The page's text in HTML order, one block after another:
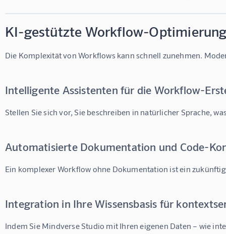
KI-gestützte Workflow-
Die Komplexität von Workflows kann schnell zunehmen.
Intelligente Assistenten für die Workflow-
Stellen Sie sich vor, Sie beschreiben in natürlicher Sprache,
Automatisierte Dokumentation und Code-
Ein komplexer Workflow ohne Dokumentation ist ein
Integration in Ihre Wissensbasis für
Indem Sie Mindverse Studio mit Ihren eigenen Daten – wie